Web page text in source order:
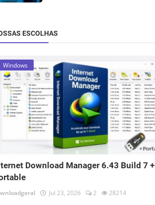
ESCOLHAS
Windows
Download Manager 6.43 Build 7 +
Jul 23, 2026 2 28214